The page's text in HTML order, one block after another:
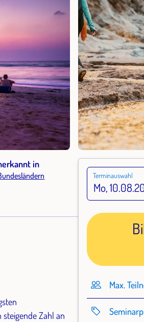
in
Zahl an
Terminauswahl
Max.